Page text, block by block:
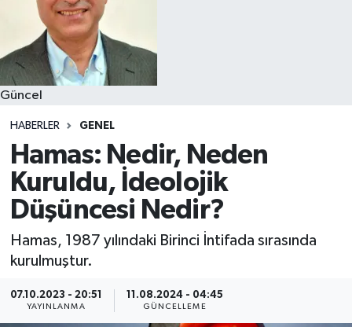
Güncel
HABERLER GENEL
Hamas: Nedir, Neden
Kuruldu, İdeolojik
Düşüncesi Nedir?
Hamas, 1987 yılındaki Birinci İntifada sırasında
kurulmuştur.
07.10.2023 - 20:51
YAYINLANMA
11.08.2024 - 04:45
GÜNCELLEME